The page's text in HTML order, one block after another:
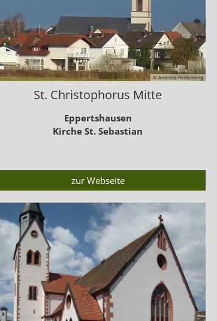
© Andreas Reifenberg
St. Christophorus Mitte
Eppertshausen
Kirche St. Sebastian
zur Webseite